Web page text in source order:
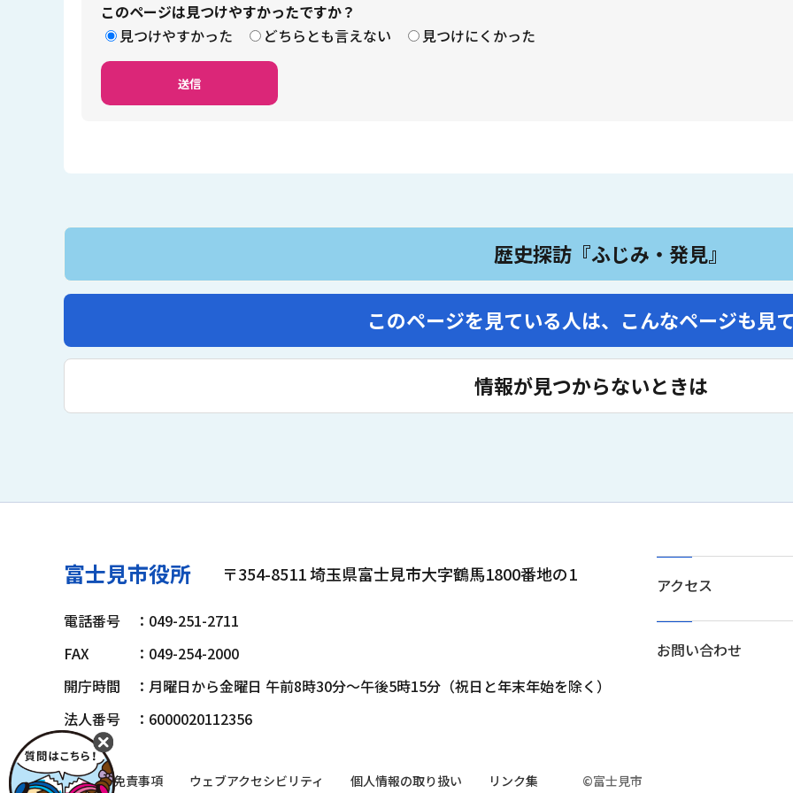
このページは見つけやすかったですか？
見つけやすかった
どちらとも言えない 見つけにくかった
歴史探訪『ふじみ・発見』
このページを見ている人は、 こんなページも見
情報が見つからないときは
富士見市役所 〒354-8511 埼玉県富士見市大字鶴馬1800番地の1
電話番号
：049-251-2711
FAX
：049-254-2000
開庁時間
：月曜日から金曜日 午前8時30分～午後5時15分（祝日と年末年始を除く）
法人番号
：6000020112356
アクセス
お問い合わせ
著作権・免責事項 ウェブアクセシビリティ 個人情報の取り扱い リンク集 ©富士見市